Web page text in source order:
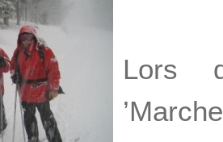
Lors